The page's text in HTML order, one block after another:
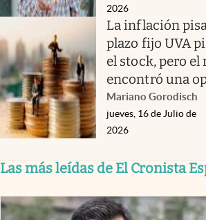
2026
La inflación
plazo fijo UVA
el stock, pero el
encontró una
Mariano Gorodisch
jueves, 16 de Julio de
2026
Las más leídas de El Cronista